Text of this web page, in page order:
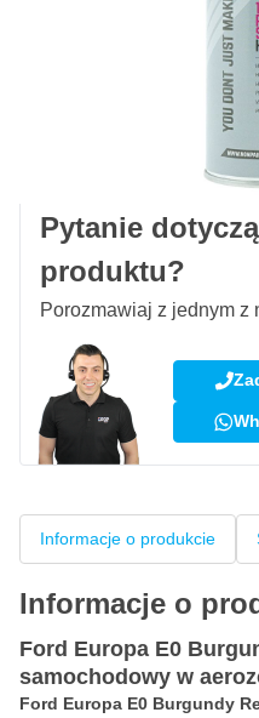
Zamówione teraz,
od
na zwrot i
4,58/5
Pytanie
produktu?
Porozmawiaj z jednym z
Informacje o produkcie
Informacje o
Ford Europa E0
samochodowy w
Ford Europa E0 Burgundy